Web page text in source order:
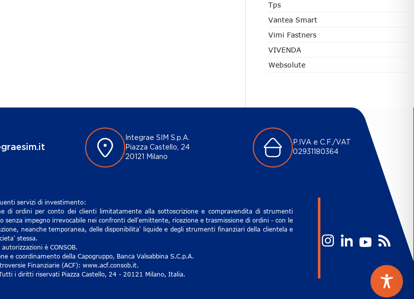
Tps
Vantea Smart
Vimi Fastners
VIVENDA
Websolute
Integrae SIM S.p.A.
Piazza Castello, 24
20121 Milano
P.IVA e C.F./VAT
02931180364
servizi di investimento:
di ordini per conto dei clienti limitatamente alla sottoscrizione e compravendita di strumenti
senza impegno irrevocabile nei confronti dell'emittente, ricezione e trasmissione di ordini - con le
neanche temporanea, delle disponibilita' liquide e degli strumenti finanziari della clientela e
stessa.
è CONSOB.
e coordinamento della Capogruppo, Banca Valsabbina S.C.p.A.
Finanziarie (ACF): www.acf.consob.it.
i diritti riservati Piazza Castello, 24 - 20121 Milano, Italia.